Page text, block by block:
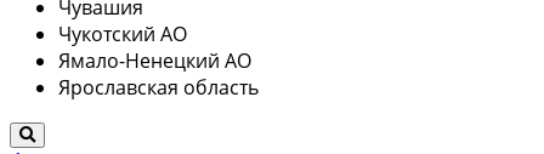
Чувашия
Чукотский АО
Ямало-Ненецкий АО
Ярославская область